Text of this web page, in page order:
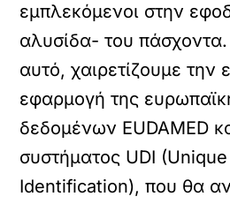
εμπλεκόμενοι στην
αλυσίδα- του πάσχοντα.
αυτό, χαιρετίζουμε την
εφαρμογή της
δεδομένων EUDAMED
συστήματος UDI
Identification), που θα